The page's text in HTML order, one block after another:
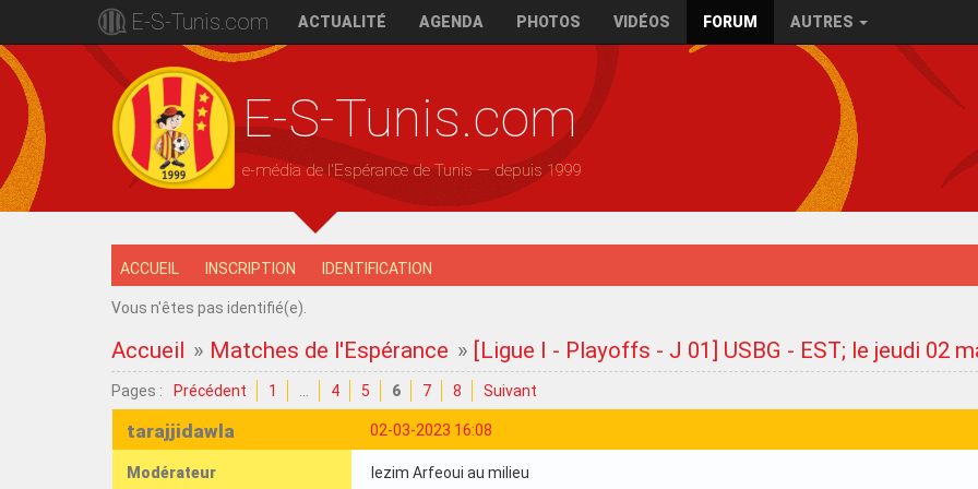
E-S-Tunis.com ACTUALITÉ AGENDA PHOTOS VIDÉOS FORUM AUTRES
E-S-Tunis.com
e-média de l'Espérance de Tunis — depuis 1999
ACCUEIL INSCRIPTION IDENTIFICATION
Vous n'êtes pas identifié(e).
Accueil » Matches de l'Espérance » [Ligue I - Playoffs - J 01] USBG - EST; le jeudi 02
Pages : Précédent 1 4 5 6 7 8 Suivant
02-03-2023 16:08
tarajjidawla
Modérateur lezim Arfeoui au milieu